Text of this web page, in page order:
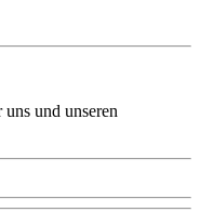
und unseren